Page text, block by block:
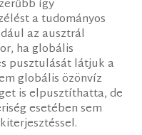
így
a tudományos
az ausztrál
ha globális
pusztulását látjuk a
globális özönvíz
is elpusztíthatta, de
esetében sem